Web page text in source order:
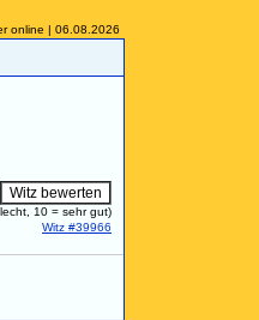
online | 06.08.2026
10 = sehr gut)
Witz #39966